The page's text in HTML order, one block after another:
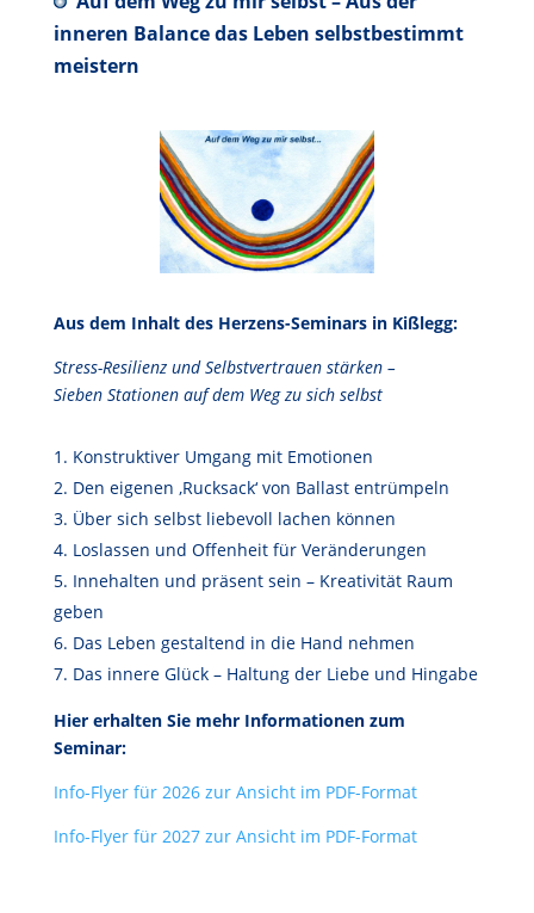
inneren Balance das Leben selbstbestimmt
meistern
Aus dem Inhalt des Herzens-Seminars in Kißlegg:
Stress-Resilienz und Selbstvertrauen stärken –
Sieben Stationen auf dem Weg zu sich selbst
Konstruktiver Umgang mit Emotionen
Den eigenen ‚Rucksack‘ von Ballast entrümpeln
Über sich selbst liebevoll lachen können
Loslassen und Offenheit für Veränderungen
Innehalten und präsent sein – Kreativität Raum
geben
Das Leben gestaltend in die Hand nehmen
Das innere Glück – Haltung der Liebe und Hingabe
Hier erhalten Sie mehr Informationen zum
Seminar:
Info-Flyer für 2026 zur Ansicht im PDF-Format
Info-Flyer für 2027 zur Ansicht im PDF-Format